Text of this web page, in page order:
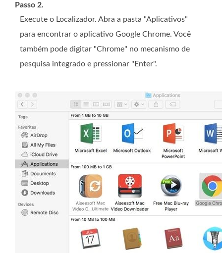
Passo 2.
Execute o Localizador. Abra a pasta "Aplicativos"
para encontrar o aplicativo Google Chrome. Você
também pode digitar "Chrome" no mecanismo de
pesquisa integrado e pressionar "Enter".